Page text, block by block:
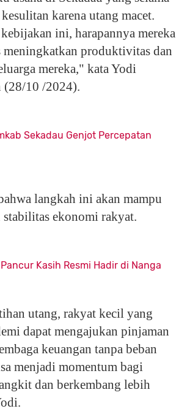
karena utang macet.
ini, harapannya mereka
produktivitas dan
mereka," kata Yodi
(28/10 /2024).
Sekadau Genjot Percepatan
langkah ini akan mampu
ekonomi rakyat.
Pancur Kasih Resmi Hadir di Nanga
utang, rakyat kecil yang
dapat mengajukan pinjaman
keuangan tanpa beban
menjadi momentum bagi
dan berkembang lebih